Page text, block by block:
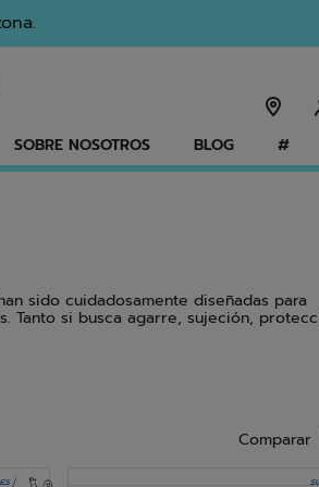
SOBRE NOSOTROS BLOG #
sido cuidadosamente diseñadas para
Tanto si busca agarre, sujeción,
Comparar